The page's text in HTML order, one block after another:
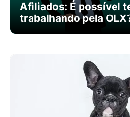
Afiliados: É possível
trabalhando pela